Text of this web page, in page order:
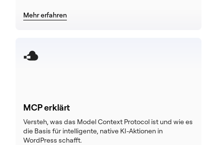
Mehr erfahren
MCP erklärt
Versteh, was das Model Context Protocol ist und wie es
die Basis für intelligente, native KI-Aktionen in
WordPress schafft.